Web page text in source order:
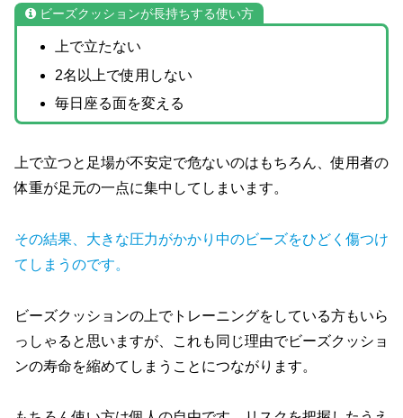
ビーズクッションが長持ちする使い方
上で立たない
2名以上で使用しない
毎日座る面を変える
上で立つと足場が不安定で危ないのはもちろん、使用者の
体重が足元の一点に集中してしまいます。
その結果、大きな圧力がかかり中のビーズをひどく傷つけ
てしまうのです。
ビーズクッションの上でトレーニングをしている方もいら
っしゃると思いますが、これも同じ理由でビーズクッショ
ンの寿命を縮めてしまうことにつながります。